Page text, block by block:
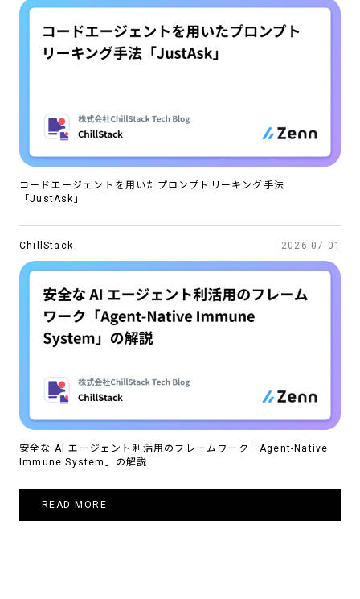
コードエージェントを用いたプロンプトリーキング手法
「JustAsk」
ChillStack 2026-07-01
安全な AI エージェント利活用のフレームワーク「Agent-Native
Immune System」の解説
READ MORE